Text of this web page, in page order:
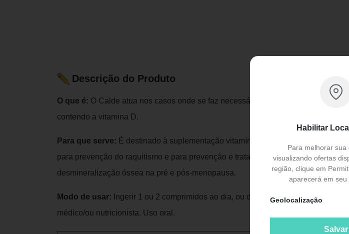
Habilitar
Para melhorar sua
visualizando ofertas
região, clique em
aparecerá em seu
Geolocalização
Salvar
Descrição do Produto
O que é: O Calde atua nos casos onde se faz necessária uma suplementação de
contendo a vitamina D.
Para que serve: É destinado à suplementação vitamínico-mineral em doenças
para prevenção do raquitismo e para prevenção e tratamento auxiliar na
desmineralização óssea na pré e pós-menopausa.
Modo de usar: Ingerir 1 ou 2 comprimidos ao dia, ou de acordo com a orientação
médico/ou nutricionista. Uso oral.